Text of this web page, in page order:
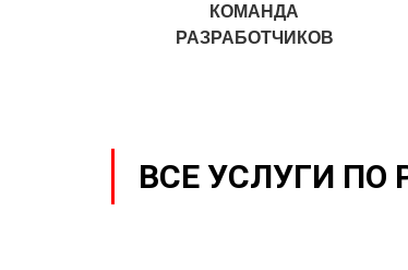
КОМАНДА
РАЗРАБОТЧИКОВ
ВСЕ УСЛУГИ ПО